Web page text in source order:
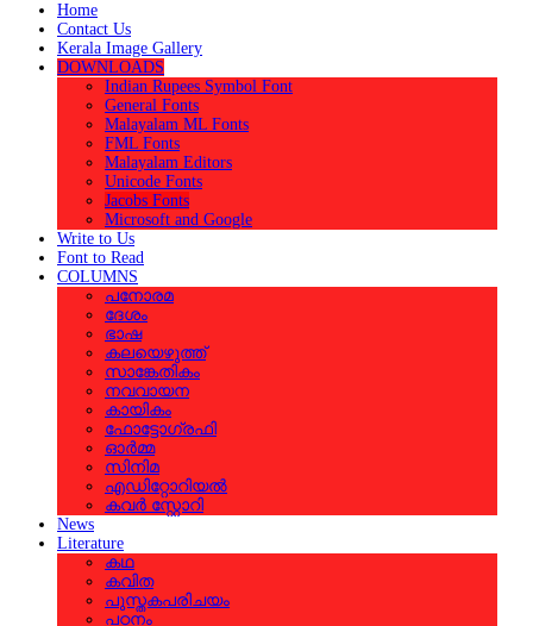
Home
Contact Us
Kerala Image Gallery
DOWNLOADS
Indian Rupees Symbol Font
General Fonts
Malayalam ML Fonts
FML Fonts
Malayalam Editors
Unicode Fonts
Jacobs Fonts
Microsoft and Google
Write to Us
Font to Read
COLUMNS
പനോരമ
ദേശം
ഭാഷ
കലയെഴുത്ത്
സാങ്കേതികം
നവവായന
കായികം
ഫോട്ടോഗ്രഫി
ഓര്‍മ്മ
സിനിമ
എഡിറ്റോറിയല്‍
കവര്‍ സ്റ്റോറി
News
Literature
കഥ
കവിത
പുസ്തകപരിചയം
പഠനം